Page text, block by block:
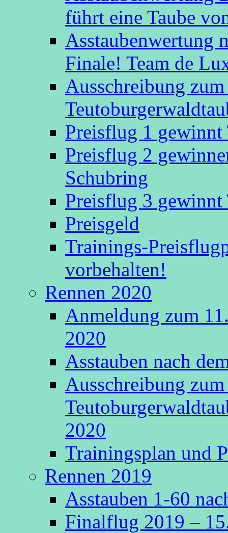
führt eine Taube
Asstaubenwertung
Finale! Team de
Ausschreibung
Preisflug 1 gewinnt
Preisflug 2
Schubring
Preisflug 3
Preisgeld
Trainings-
vorbehalten!
Rennen 2020
Anmeldung zum
2020
Asstauben nach
Ausschreibung
2020
Trainingsplan und
Rennen 2019
Asstauben 1-60
Finalflug 2019 –